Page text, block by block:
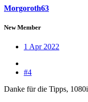
Morgoroth63
New Member
1 Apr 2022
#4
Danke für die Tipps,